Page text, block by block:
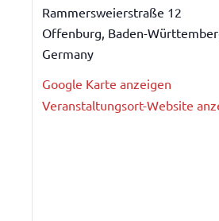
Rammersweierstraße 12
Offenburg Baden-
Germany
Google Karte anzeigen
Veranstaltungsort-Website